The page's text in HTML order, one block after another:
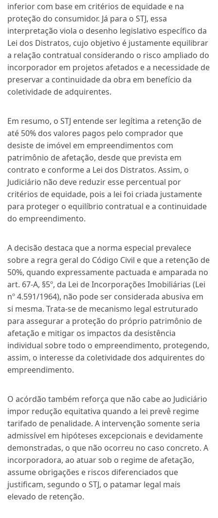
inferior com base em critérios de equidade e na
proteção do consumidor. Já para o STJ, essa
interpretação viola o desenho legislativo específico da
Lei dos Distratos, cujo objetivo é justamente equilibrar
a relação contratual considerando o risco ampliado do
incorporador em projetos afetados e a necessidade de
preservar a continuidade da obra em benefício da
coletividade de adquirentes.
Em resumo, o STJ entende ser legítima a retenção de
até 50% dos valores pagos pelo comprador que
desiste de imóvel em empreendimentos com
patrimônio de afetação, desde que prevista em
contrato e conforme a Lei dos Distratos. Assim, o
Judiciário não deve reduzir esse percentual por
critérios de equidade, pois a lei foi criada justamente
para proteger o equilíbrio contratual e a continuidade
do empreendimento.
A decisão destaca que a norma especial prevalece
sobre a regra geral do Código Civil e que a retenção de
50%, quando expressamente pactuada e amparada no
art. 67-A, §5º, da Lei de Incorporações Imobiliárias (Lei
nº 4.591/1964), não pode ser considerada abusiva em
si mesma. Trata-se de mecanismo legal estruturado
para assegurar a proteção do próprio patrimônio de
afetação e mitigar os impactos da desistência
individual sobre todo o empreendimento, protegendo,
assim, o interesse da coletividade dos adquirentes do
empreendimento.
O acórdão também reforça que não cabe ao Judiciário
impor redução equitativa quando a lei prevê regime
tarifado de penalidade. A intervenção somente seria
admissível em hipóteses excepcionais e devidamente
demonstradas, o que não ocorreu no caso concreto. A
incorporadora, ao atuar sob o regime de afetação,
assume obrigações e riscos diferenciados que
justificam, segundo o STJ, o patamar legal mais
elevado de retenção.